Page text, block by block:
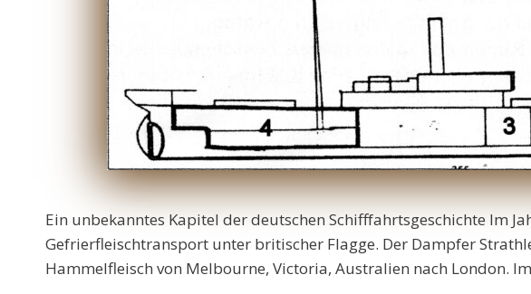
Ein unbekanntes Kapitel der deutschen Schifffahrtsgeschichte Im
Gefrierfleischtransport unter britischer Flagge. Der Dampfer
Hammelfleisch von Melbourne, Victoria, Australien nach London.